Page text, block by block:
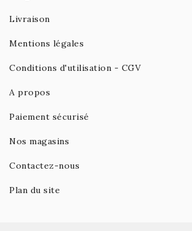
Livraison
Mentions légales
Conditions d'utilisation - CGV
A propos
Paiement sécurisé
Nos magasins
Contactez-nous
Plan du site